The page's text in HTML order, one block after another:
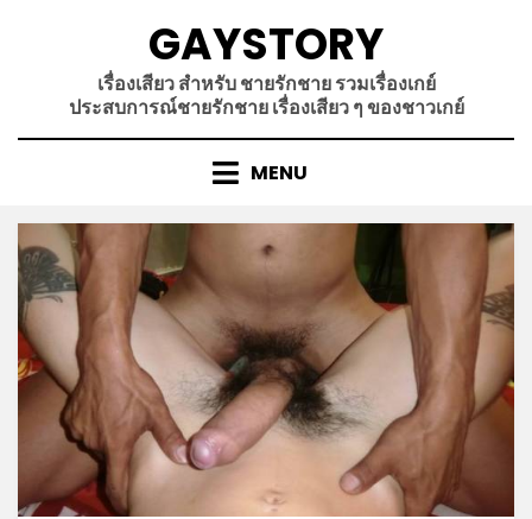
GAYSTORY
เรื่องเสียว สำหรับ ชายรักชาย รวมเรื่องเกย์
ประสบการณ์ชายรักชาย เรื่องเสียว ๆ ของชาวเกย์
MENU